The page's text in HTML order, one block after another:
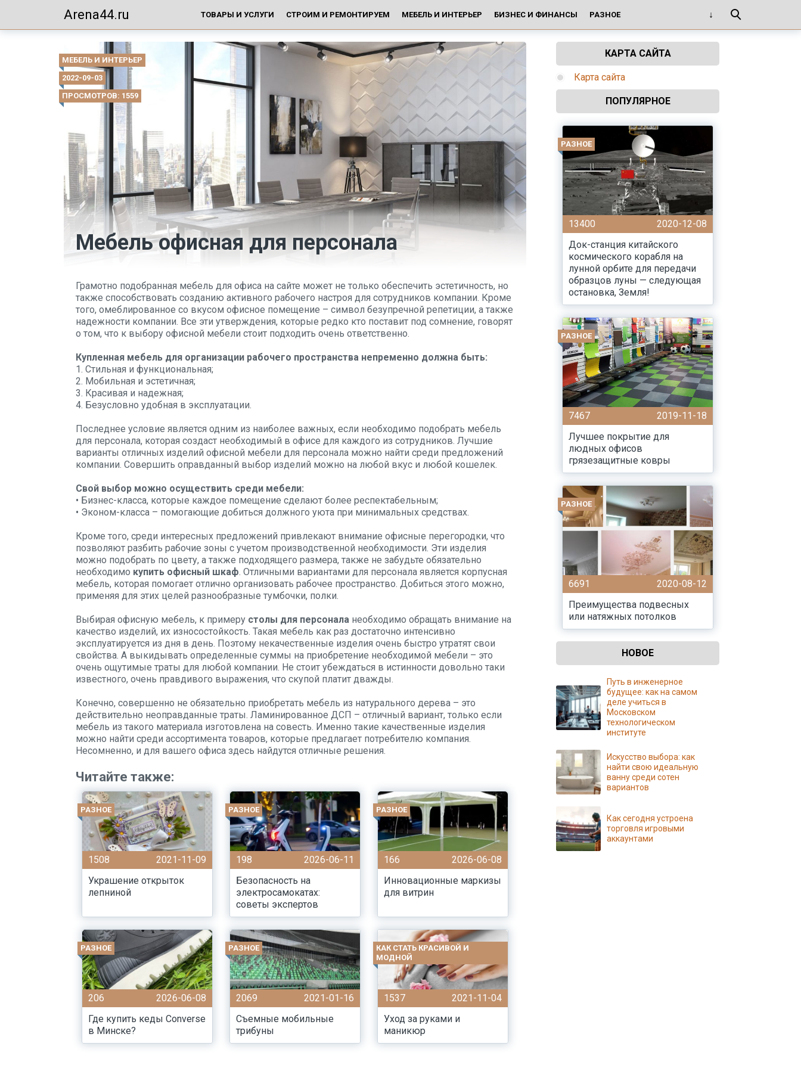
Arena44.ru ТОВАРЫ И УСЛУГИ СТРОИМ И РЕМОНТИРУЕМ МЕБЕЛЬ И ИНТЕРЬЕР БИЗНЕС И ФИНАНСЫ РАЗНОЕ
МЕБЕЛЬ И ИНТЕРЬЕР
2022-09-03
ПРОСМОТРОВ: 1559
Мебель офисная для персонала
Грамотно подобранная мебель для офиса на сайте может не только обеспечить эстетичность, но
также способствовать созданию активного рабочего настроя для сотрудников компании. Кроме
того, омеблированное со вкусом офисное помещение – символ безупречной репетиции, а также
надежности компании. Все эти утверждения, которые редко кто поставит под сомнение, говорят
о том, что к выбору офисной мебели стоит подходить очень ответственно.
Купленная мебель для организации рабочего пространства непременно должна быть:
1. Стильная и функциональная;
2. Мобильная и эстетичная;
3. Красивая и надежная;
4. Безусловно удобная в эксплуатации.
Последнее условие является одним из наиболее важных, если необходимо подобрать мебель
для персонала, которая создаст необходимый в офисе для каждого из сотрудников. Лучшие
варианты отличных изделий офисной мебели для персонала можно найти среди предложений
компании. Совершить оправданный выбор изделий можно на любой вкус и любой кошелек.
Свой выбор можно осуществить среди мебели:
• Бизнес-класса, которые каждое помещение сделают более респектабельным;
• Эконом-класса – помогающие добиться должного уюта при минимальных средствах.
Кроме того, среди интересных предложений привлекают внимание офисные перегородки, что
позволяют разбить рабочие зоны с учетом производственной необходимости. Эти изделия
можно подобрать по цвету, а также подходящего размера, также не забудьте обязательно
необходимо купить офисный шкаф. Отличными вариантами для персонала является корпусная
мебель, которая помогает отлично организовать рабочее пространство. Добиться этого можно,
применяя для этих целей разнообразные тумбочки, полки.
Выбирая офисную мебель, к примеру столы для персонала необходимо обращать внимание на
качество изделий, их износостойкость. Такая мебель как раз достаточно интенсивно
эксплуатируется из дня в день. Поэтому некачественные изделия очень быстро утратят свои
свойства. А выкидывать определенные суммы на приобретение необходимой мебели – это
очень ощутимые траты для любой компании. Не стоит убеждаться в истинности довольно таки
известного, очень правдивого выражения, что скупой платит дважды.
Конечно, совершенно не обязательно приобретать мебель из натурального дерева – это
действительно неоправданные траты. Ламинированное ДСП – отличный вариант, только если
мебель из такого материала изготовлена на совесть. Именно такие качественные изделия
можно найти среди ассортимента товаров, которые предлагает потребителю компания.
Несомненно, и для вашего офиса здесь найдутся отличные решения.
Читайте также:
РАЗНОЕ
1508
2021-11-09
Украшение открыток
лепниной
РАЗНОЕ
198
2026-06-11
Безопасность на
электросамокатах:
советы экспертов
РАЗНОЕ
166
2026-06-08
Инновационные маркизы
для витрин
РАЗНОЕ
206
2026-06-08
Где купить кеды Converse
в Минске?
РАЗНОЕ
2069
2021-01-16
Съемные мобильные
трибуны
КАК СТАТЬ КРАСИВОЙ И
МОДНОЙ
1537
2021-11-04
Уход за руками и
маникюр
КАРТА САЙТА
Карта сайта
ПОПУЛЯРНОЕ
РАЗНОЕ
13400
2020-12-08
Док-станция китайского
космического корабля на
лунной орбите для передачи
образцов луны — следующая
остановка, Земля!
РАЗНОЕ
7467
2019-11-18
Лучшее покрытие для
людных офисов
грязезащитные ковры
РАЗНОЕ
6691
2020-08-12
Преимущества подвесных
или натяжных потолков
НОВОЕ
Путь в инженерное
будущее: как на самом
деле учиться в
Московском
технологическом
институте
Искусство выбора: как
найти свою идеальную
ванну среди сотен
вариантов
Как сегодня устроена
торговля игровыми
аккаунтами